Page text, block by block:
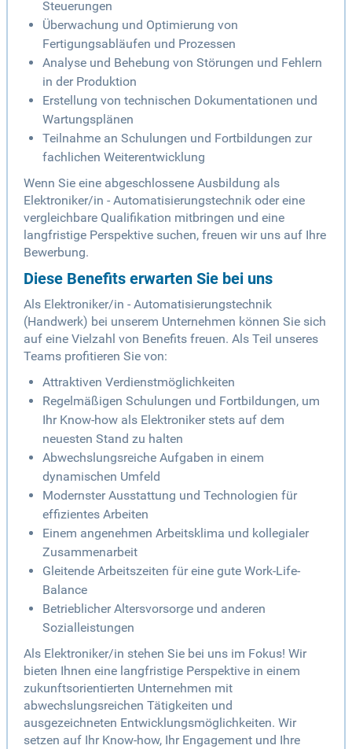
Steuerungen
Überwachung und Optimierung von
Fertigungsabläufen und Prozessen
Analyse und Behebung von Störungen und Fehlern
in der Produktion
Erstellung von technischen Dokumentationen und
Wartungsplänen
Teilnahme an Schulungen und Fortbildungen zur
fachlichen Weiterentwicklung
Wenn Sie eine abgeschlossene Ausbildung als
Elektroniker/in - Automatisierungstechnik oder eine
vergleichbare Qualifikation mitbringen und eine
langfristige Perspektive suchen, freuen wir uns auf Ihre
Bewerbung.
Diese Benefits erwarten Sie bei uns
Als Elektroniker/in - Automatisierungstechnik
(Handwerk) bei unserem Unternehmen können Sie sich
auf eine Vielzahl von Benefits freuen. Als Teil unseres
Teams profitieren Sie von:
Attraktiven Verdienstmöglichkeiten
Regelmäßigen Schulungen und Fortbildungen, um
Ihr Know-how als Elektroniker stets auf dem
neuesten Stand zu halten
Abwechslungsreiche Aufgaben in einem
dynamischen Umfeld
Modernster Ausstattung und Technologien für
effizientes Arbeiten
Einem angenehmen Arbeitsklima und kollegialer
Zusammenarbeit
Gleitende Arbeitszeiten für eine gute Work-Life-
Balance
Betrieblicher Altersvorsorge und anderen
Sozialleistungen
Als Elektroniker/in stehen Sie bei uns im Fokus! Wir
bieten Ihnen eine langfristige Perspektive in einem
zukunftsorientierten Unternehmen mit
abwechslungsreichen Tätigkeiten und
ausgezeichneten Entwicklungsmöglichkeiten. Wir
setzen auf Ihr Know-how, Ihr Engagement und Ihre